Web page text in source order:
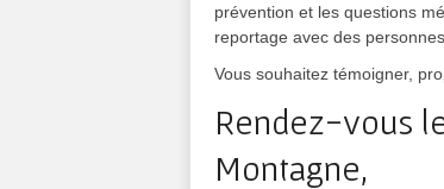
prévention et les questions
reportage avec des
Vous souhaitez témoigner,
Rendez-vous
Montagne,